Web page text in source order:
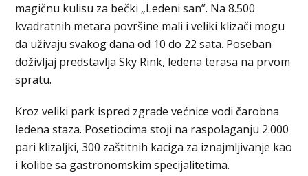
magičnu kulisu za bečki „Ledeni san”. Na 8.500
kvadratnih metara površine mali i veliki klizači mogu
da uživaju svakog dana od 10 do 22 sata. Poseban
doživljaj predstavlja Sky Rink, ledena terasa na prvom
spratu.
Kroz veliki park ispred zgrade većnice vodi čarobna
ledena staza. Posetiocima stoji na raspolaganju 2.000
pari klizaljki, 300 zaštitnih kaciga za iznajmljivanje kao
i kolibe sa gastronomskim specijalitetima.